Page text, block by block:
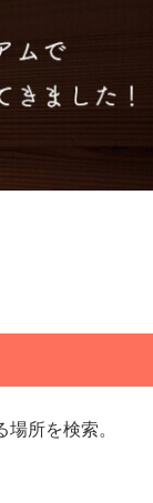
所を検索。